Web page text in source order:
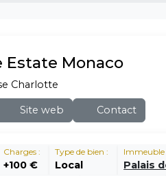
Estate Monaco
Charlotte
Site web Contact
Charges :
+100 €
Type de bien :
Local
Immeuble
Palais